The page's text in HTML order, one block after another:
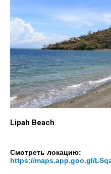
Lipah Beach
Смотреть локацию:
https://maps.app.goo.gl/